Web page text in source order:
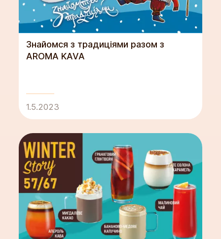
Знайомся з традиціями разом з
AROMA KAVA
1.5.2023